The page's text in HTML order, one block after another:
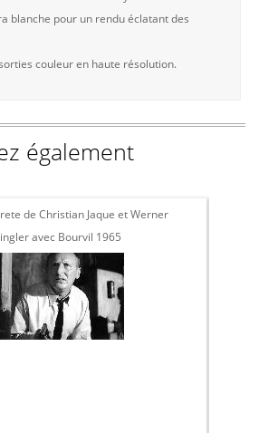
blanche pour un rendu éclatant des
couleur en haute résolution.
également
de Christian Jaque et Werner
avec Bourvil 1965